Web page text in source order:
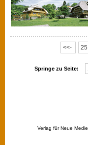
<<- 25
Springe zu Seite:
Verlag für Neue